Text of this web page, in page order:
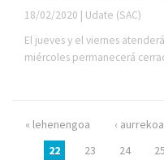
18/02/2020 | Udate (SAC)
El jueves y el viernes
miércoles permanecerá
Páginas
« lehenengoa ‹ aurrekoa
22
23 24 25